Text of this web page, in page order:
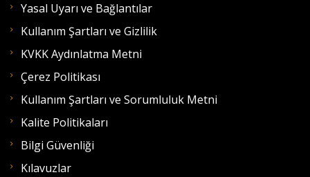
Yasal Uyarı ve Bağlantılar
Kullanım Şartları ve Gizlilik
KVKK Aydınlatma Metni
Çerez Politikası
Kullanım Şartları ve Sorumluluk Metni
Kalite Politikaları
Bilgi Güvenliği
Kılavuzlar